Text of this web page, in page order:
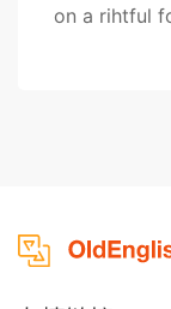
on a rihtful